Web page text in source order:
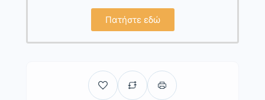
Πατήστε εδώ